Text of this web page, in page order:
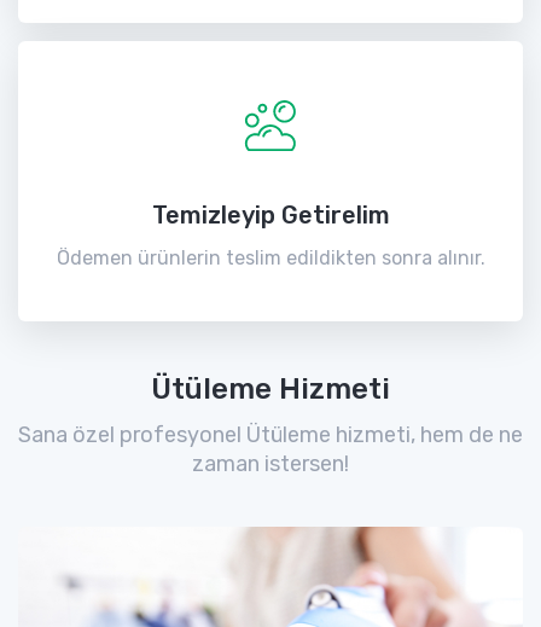
Temizleyip Getirelim
Ödemen ürünlerin teslim edildikten sonra alınır.
Ütüleme Hizmeti
Sana özel profesyonel Ütüleme hizmeti, hem de ne
zaman istersen!